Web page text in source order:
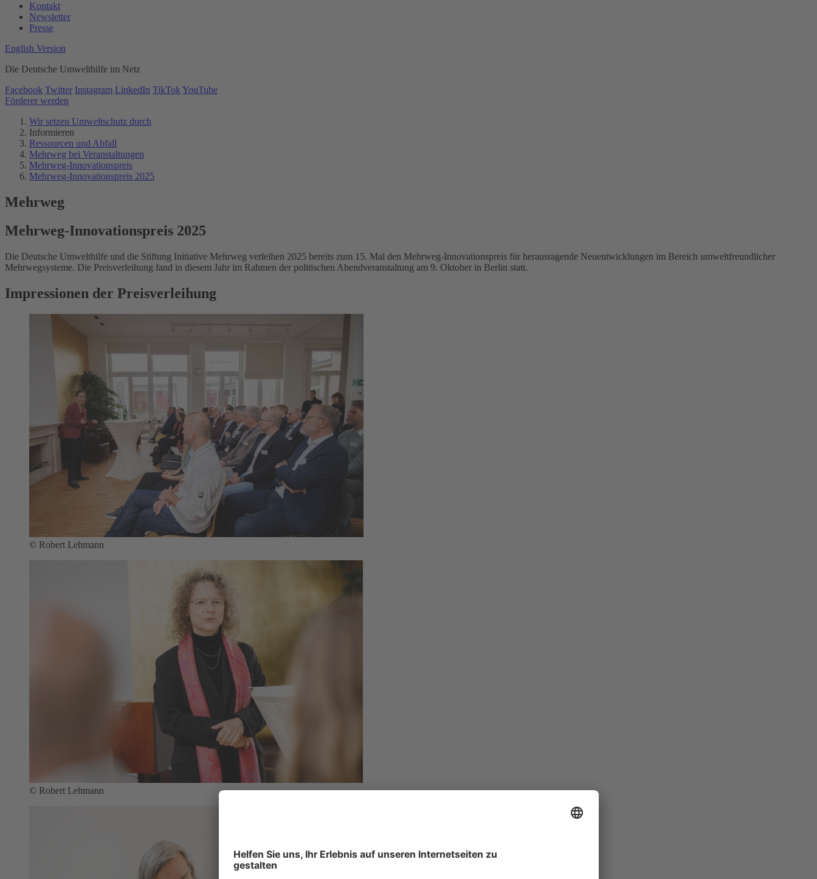
Kontakt
Newsletter
Presse
English Version
Die Deutsche Umwelthilfe im Netz
Facebook Twitter Instagram LinkedIn TikTok YouTube
Förderer werden
Wir setzen Umweltschutz durch
Informieren
Ressourcen und Abfall
Mehrweg bei Veranstaltungen
Mehrweg-Innovationspreis
Mehrweg-Innovationspreis 2025
Mehrweg
Mehrweg-Innovationspreis 2025
Die Deutsche Umwelthilfe und die Stiftung Initiative Mehrweg verleihen 2025 bereits zum 15. Mal den Mehrweg-Innovationspreis für herausragende Neuentwicklungen im Bereich umweltfreundlicher
Mehrwegsysteme. Die Preisverleihung fand in diesem Jahr im Rahmen der politischen Abendveranstaltung am 9. Oktober in Berlin statt.
Impressionen der Preisverleihung
© Robert Lehmann
© Robert Lehmann